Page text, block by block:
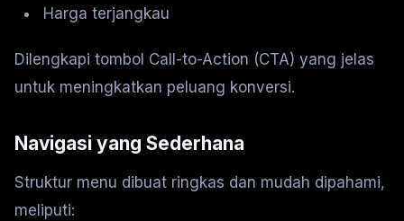
Harga terjangkau
Dilengkapi tombol Call-to-Action (CTA) yang jelas
untuk meningkatkan peluang konversi.
Navigasi yang Sederhana
Struktur menu dibuat ringkas dan mudah dipahami,
meliputi: